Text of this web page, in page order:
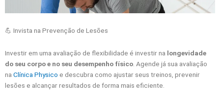
💪 Invista na Prevenção de Lesões
Investir em uma avaliação de flexibilidade é investir na longevidade
do seu corpo e no seu desempenho físico . Agende já sua avaliação
na Clínica Physico e descubra como ajustar seus treinos, prevenir
lesões e alcançar resultados de forma mais eficiente.